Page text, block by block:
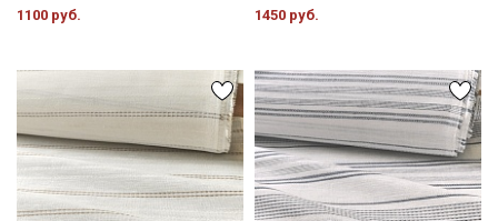
1100 руб. 1450 руб.